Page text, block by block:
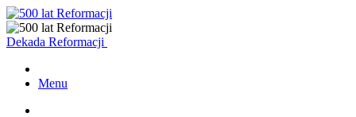
Dekada Reformacji
Menu